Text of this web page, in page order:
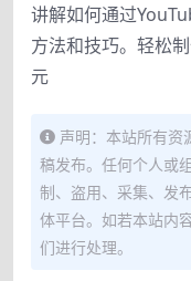
讲解如何通过
方法和技巧。轻松
元
声明：本站所有资
稿发布。任何个人或
制、盗用、采集、发
体平台。如若本站内
们进行处理。